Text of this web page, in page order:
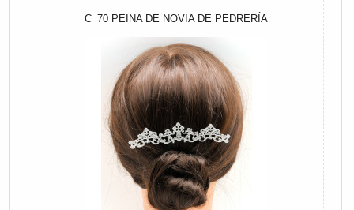
C_70 PEINA DE NOVIA DE PEDRERÍA